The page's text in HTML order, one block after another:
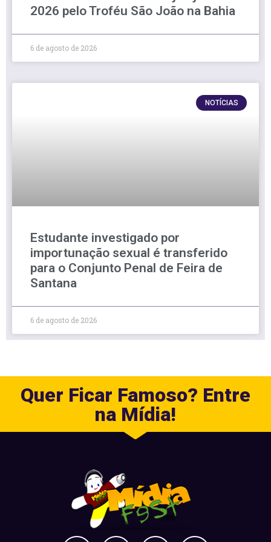
2026 pelo Troféu São João na Bahia
6 de agosto de 2026
NOTÍCIAS
Estudante investigado por
importunação sexual é transferido
para o Conjunto Penal de Feira de
Santana
6 de agosto de 2026
Quer Ficar Famoso? Entre
na Mídia!